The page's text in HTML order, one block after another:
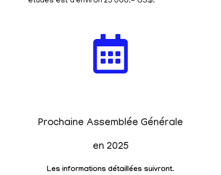
Prochaine Assemblée Générale
en 2025
Les informations détaillées suivront.